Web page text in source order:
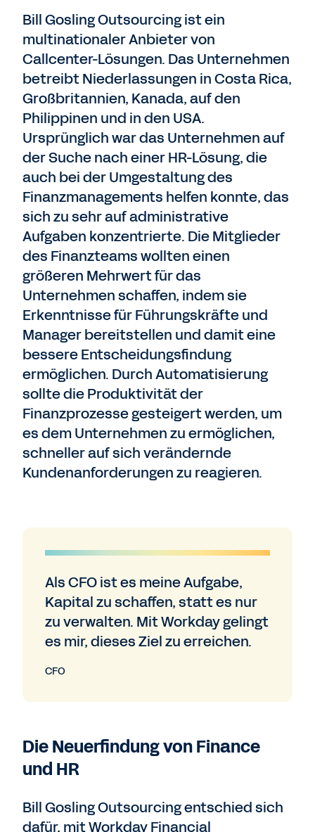
Bill Gosling Outsourcing ist ein
multinationaler Anbieter von
Callcenter-Lösungen. Das Unternehmen
betreibt Niederlassungen in Costa Rica,
Großbritannien, Kanada, auf den
Philippinen und in den USA.
Ursprünglich war das Unternehmen auf
der Suche nach einer HR-Lösung, die
auch bei der Umgestaltung des
Finanzmanagements helfen konnte, das
sich zu sehr auf administrative
Aufgaben konzentrierte. Die Mitglieder
des Finanzteams wollten einen
größeren Mehrwert für das
Unternehmen schaffen, indem sie
Erkenntnisse für Führungskräfte und
Manager bereitstellen und damit eine
bessere Entscheidungsfindung
ermöglichen. Durch Automatisierung
sollte die Produktivität der
Finanzprozesse gesteigert werden, um
es dem Unternehmen zu ermöglichen,
schneller auf sich verändernde
Kundenanforderungen zu reagieren.
Als CFO ist es meine Aufgabe,
Kapital zu schaffen, statt es nur
zu verwalten. Mit Workday gelingt
es mir, dieses Ziel zu erreichen.
CFO
Die Neuerfindung von Finance
und HR
Bill Gosling Outsourcing entschied sich
dafür, mit Workday Financial